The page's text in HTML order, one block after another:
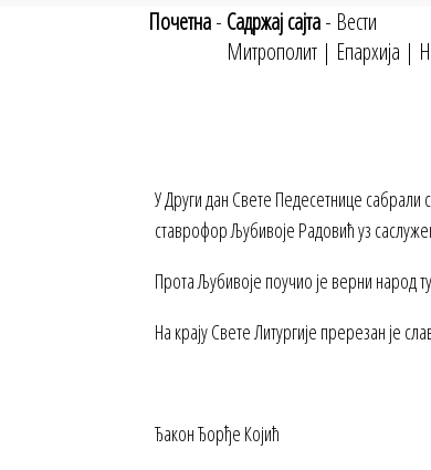
Почетна- Садржај сајта- Вести
Митрополит| Епархија |
У Други дан Свете Педесетнице сабрали
ставрофор Љубивоје Радовић уз
Прота Љубивоје поучио је верни народ
На крају Свете Литургије пререзан је
Ђакон Ђорђе Којић